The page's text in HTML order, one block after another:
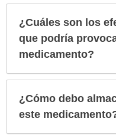
¿Cuáles son los
que podría
medicamento?
¿Cómo debo
este